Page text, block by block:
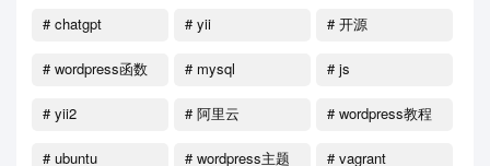
# chatgpt # yii # 开源
# wordpress函数 # mysql # js
# yii2 # 阿里云 # wordpress教程
# ubuntu # wordpress主题 # vagrant